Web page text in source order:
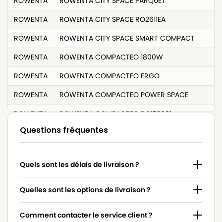
ROWENTA
ROWENTA CITY SPACE RO2611EA
ROWENTA
ROWENTA CITY SPACE SMART COMPACT
ROWENTA
ROWENTA COMPACTEO 1800W
ROWENTA
ROWENTA COMPACTEO ERGO
ROWENTA
ROWENTA COMPACTEO POWER SPACE
ROWENTA
ROWENTA COMPACTEO RO172601
ROWENTA
ROWENTA COMPACTEO RO173301
ROWENTA
ROWENTA COMPACTEO UPGRADE RO176701
ROWENTA
ROWENTA COMPACTEO UPGRADE RO177301
Questions fréquentes
Quels sont les délais de livraison ?
Quelles sont les options de livraison ?
Comment contacter le service client ?